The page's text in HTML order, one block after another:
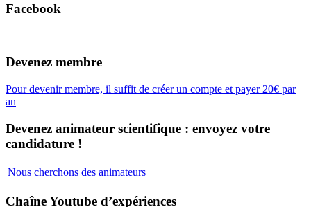
Facebook
Devenez membre
Pour devenir membre, il suffit de créer un compte et payer 20€ par
an
Devenez animateur scientifique : envoyez votre
candidature !
Nous cherchons des animateurs
Chaîne Youtube d’expériences